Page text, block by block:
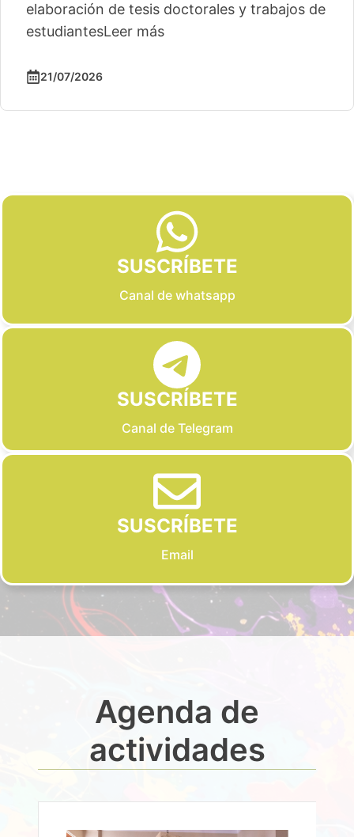
elaboración de tesis doctorales y trabajos de
estudiantesLeer más
21/07/2026
SUSCRÍBETE
Canal de whatsapp
SUSCRÍBETE
Canal de Telegram
SUSCRÍBETE
Email
Agenda de
actividades